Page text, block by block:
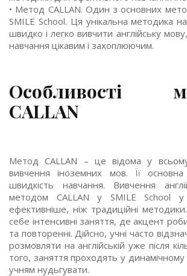
• Метод CALLAN. Один з основних
SMILE School. Ця унікальна методика
швидко і легко вивчити англійську
навчання цікавим і захоплюючим.
Особливості
CALLAN
Метод CALLAN – це відома у всьому
вивчення іноземних мов. Її
швидкість навчання. Вивчення
методом CALLAN у SMILE School у
ефективніше, ніж традиційні
себе інтенсивні заняття, де акцент
та повторенні. Дійсно, учні часто
розмовляти на англійській уже після
того, заняття проходять у
учням нудьгувати.